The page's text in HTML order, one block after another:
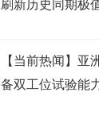
刷新历史同期极
【当前热闻】亚
备双工位试验能